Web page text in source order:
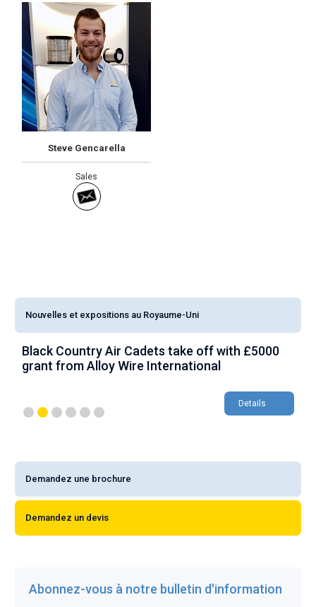
Steve Gencarella
Sales
Nouvelles et expositions au Royaume-Uni
Black Country Air Cadets take off with £5000
grant from Alloy Wire International
Details
Demandez une brochure
Demandez un devis
Abonnez-vous à notre bulletin d'information